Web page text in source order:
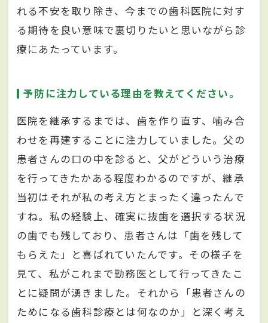
れる不安を取り除き、今までの歯科医院に対す
る期待を良い意味で裏切りたいと思いながら診
療にあたっています。
予防に注力している理由を教えてください。
医院を継承するまでは、歯を作り直す、噛み合
わせを再建することに注力していました。父の
患者さんの口の中を診ると、父がどういう治療
を行ってきたかある程度わかるのですが、継承
当初はそれが私の考え方とまったく違ったんで
すね。私の経験上、確実に抜歯を選択する状況
の歯でも残しており、患者さんは「歯を残して
もらえた」と喜ばれていたんです。その様子を
見て、私がこれまで勤務医として行ってきたこ
とに疑問が湧きました。それから「患者さんの
ためになる歯科診療とは何なのか」と深く考え